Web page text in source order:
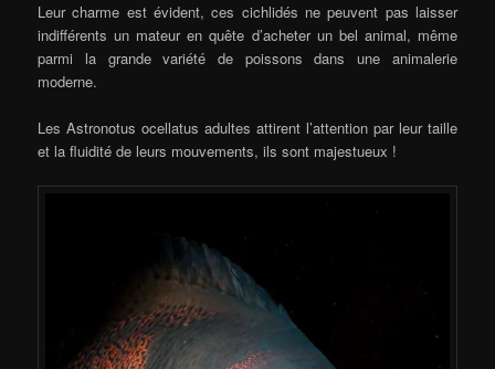
Leur charme est évident, ces cichlidés ne peuvent pas laisser
indifférents un mateur en quête d’acheter un bel animal, même
parmi la grande variété de poissons dans une animalerie
moderne.
Les Astronotus ocellatus adultes attirent l’attention par leur taille
et la fluidité de leurs mouvements, ils sont majestueux !